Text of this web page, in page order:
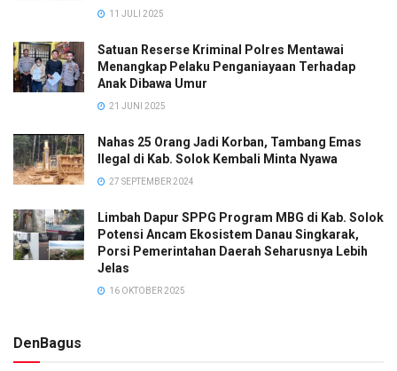
11 JULI 2025
Satuan Reserse Kriminal Polres Mentawai
Menangkap Pelaku Penganiayaan Terhadap
Anak Dibawa Umur
21 JUNI 2025
Nahas 25 Orang Jadi Korban, Tambang Emas
Ilegal di Kab. Solok Kembali Minta Nyawa
27 SEPTEMBER 2024
Limbah Dapur SPPG Program MBG di Kab. Solok
Potensi Ancam Ekosistem Danau Singkarak,
Porsi Pemerintahan Daerah Seharusnya Lebih
Jelas
16 OKTOBER 2025
DenBagus